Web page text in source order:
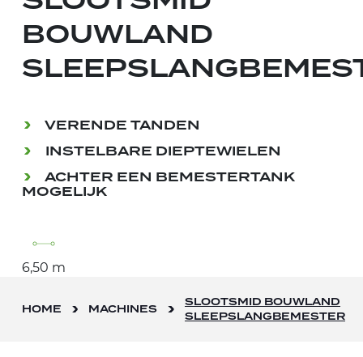
BOUWLAND
VERENDE TANDEN
INSTELBARE DIEPTEWIELEN
ACHTER EEN BEMESTERTANK
MOGELIJK
6,50 m
HOME MACHINES
SLOOTSMID BOUWLAND
SLEEPSLANGBEMESTER